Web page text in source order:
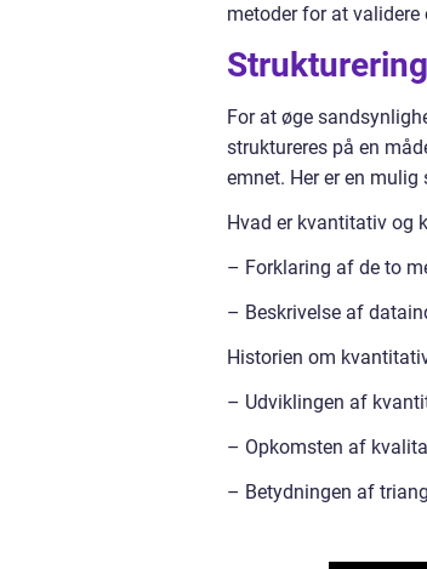
metoder for at
For at øge
struktureres på en
emnet. Her er en mulig
Hvad er kvantitativ og
– Forklaring af de to
– Beskrivelse af
Historien om
– Udviklingen af
– Opkomsten af
– Betydningen af